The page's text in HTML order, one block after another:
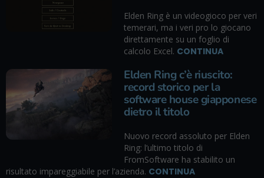
Elden Ring è un videogioco per veri
temerari, ma i veri pro lo giocano
direttamente su un foglio di
calcolo Excel. CONTINUA
Elden Ring c’è riuscito:
record storico per la
software house giapponese
dietro il titolo
Nuovo record assoluto per Elden
Ring: l’ultimo titolo di
FromSoftware ha stabilito un
risultato impareggiabile per l’azienda. CONTINUA